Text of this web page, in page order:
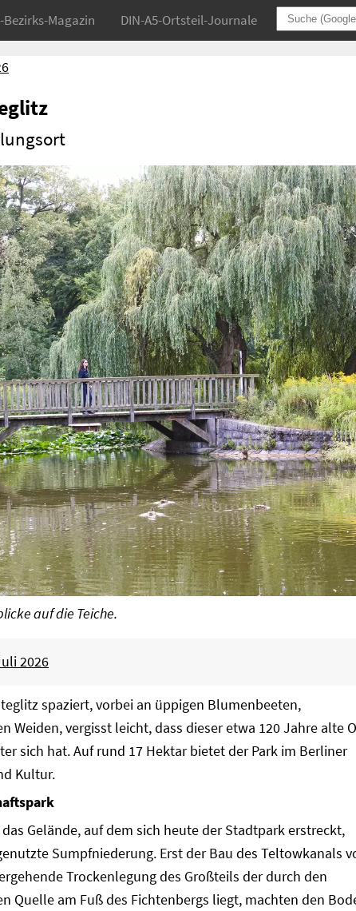
Bezirks-Magazin DIN-A5-Ortsteil-Journale
auf die Teiche.
2026
spaziert, vorbei an üppigen Blumenbeeten,
Weiden, vergisst leicht, dass dieser etwa 120 Jahre alte
sich hat. Auf rund 17 Hektar bietet der Park im Berliner
Kultur.
Gelände, auf dem sich heute der Stadtpark erstreckt,
Sumpfniederung. Erst der Bau des Teltowkanals
Trockenlegung des Großteils der durch den
Quelle am Fuß des Fichtenbergs liegt, machten den